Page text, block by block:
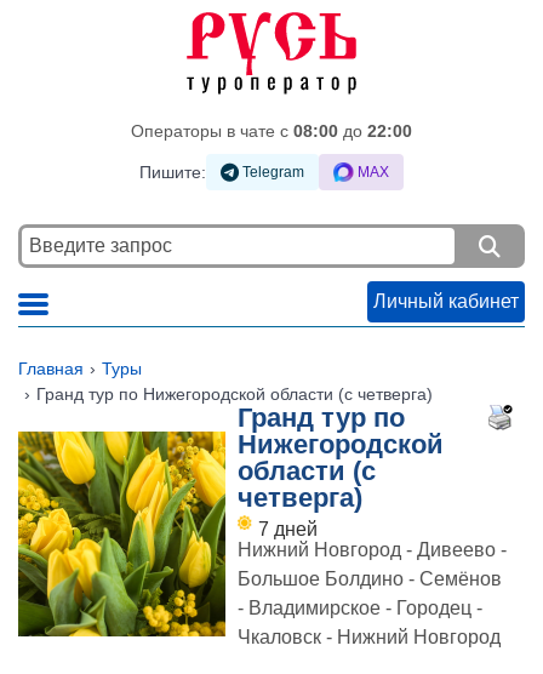
Операторы в чате c 08:00 до 22:00
Пишите: Telegram MAX
Личный кабинет
Главная
Туры
Гранд тур по Нижегородской области (с четверга)
Гранд тур по
Нижегородской
области (с
четверга)
7 дней
Нижний Новгород - Дивеево -
Большое Болдино - Семёнов
- Владимирское - Городец -
Чкаловск - Нижний Новгород